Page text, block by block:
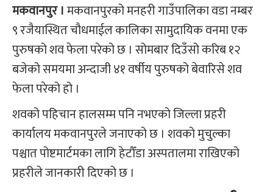
मकवानपुर ।मकवानपुरको मनहरी गाउँपालिका वडा नम्बर
९ रजैयास्थित चौधमाईल कालिका सामुदायिक वनमा एक
पुरुषको शव फेला परेको छ । सोमबार दिउँसो करिब १२
बजेको समयमा अन्दाजी ४१ वर्षीय पुरुषको बेवारिसे शव
फेला परेको हो ।
शवको पहिचान हालसम्म पनि नभएको जिल्ला प्रहरी
कार्यालय मकवानपुरले जनाएको छ । शवको मुचुल्का
पश्चात पोष्टमार्टमका लागि हेटौँडा अस्पतालमा राखिएको
प्रहरीले जानकारी दिएको छ ।